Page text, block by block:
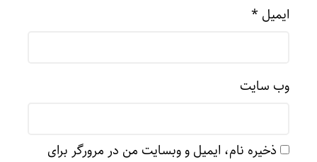
ایمیل *
وب‌ سایت
ذخیره نام، ایمیل و وبسایت من در مرورگر برای